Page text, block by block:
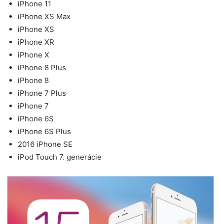
iPhone 11
iPhone XS Max
iPhone XS
iPhone XR
iPhone X
iPhone 8 Plus
iPhone 8
iPhone 7 Plus
iPhone 7
iPhone 6S
iPhone 6S Plus
2016 iPhone SE
iPod Touch 7. generácie